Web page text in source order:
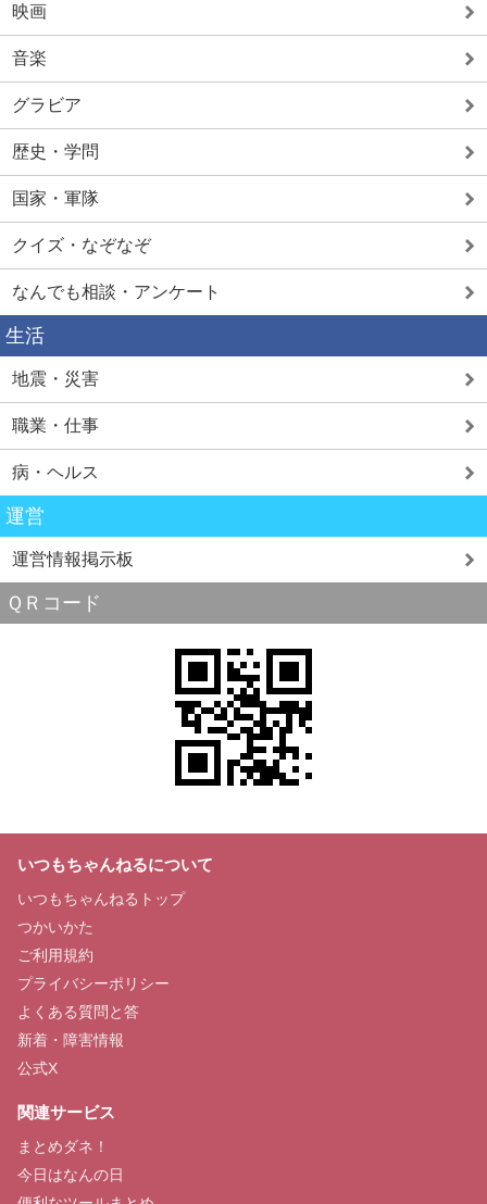
映画
音楽
グラビア
歴史・学問
国家・軍隊
クイズ・なぞなぞ
なんでも相談・アンケート
生活
地震・災害
職業・仕事
病・ヘルス
運営
運営情報掲示板
ＱＲコード
いつもちゃんねるについて
いつもちゃんねるトップ
つかいかた
ご利用規約
プライバシーポリシー
よくある質問と答
新着・障害情報
公式X
関連サービス
まとめダネ！
今日はなんの日